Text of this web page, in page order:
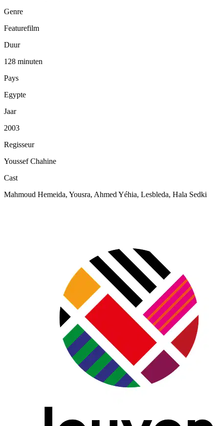
Genre
Featurefilm
Duur
128 minuten
Pays
Egypte
Jaar
2003
Regisseur
Youssef Chahine
Cast
Mahmoud Hemeida, Yousra, Ahmed Yéhia, Lesbleda, Hala Sedki